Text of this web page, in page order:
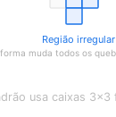
Região irregular
muda todos os
usa caixas